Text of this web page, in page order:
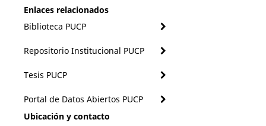
Enlaces relacionados
Biblioteca PUCP
Repositorio Institucional PUCP
Tesis PUCP
Portal de Datos Abiertos PUCP
Ubicación y contacto